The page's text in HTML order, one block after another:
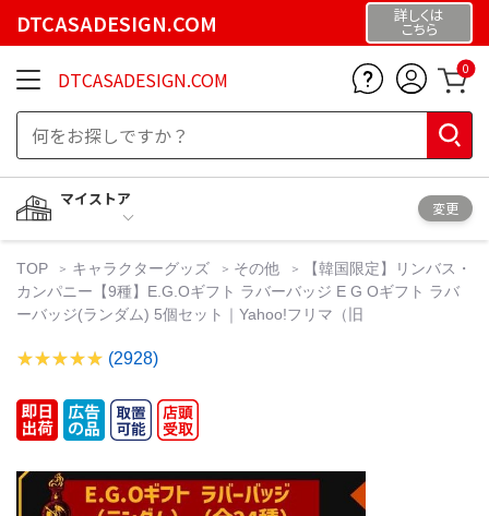
DTCASADESIGN.COM 詳しくは
こちら
DTCASADESIGN.COM 0
マイストア
変更
TOP キャラクターグッズ その他
【韓国限定】リンバス・
カンパニー【9種】E.G.Oギフト ラバーバッジ E G Oギフト ラバ
ーバッジ(ランダム) 5個セット｜Yahoo!フリマ（旧
(2928)